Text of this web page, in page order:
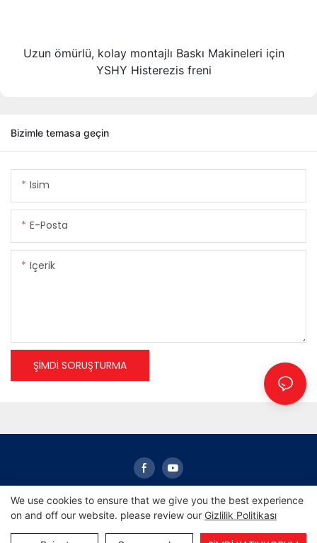
Uzun ömürlü, kolay montajlı Baskı Makineleri için
YSHY Histerezis freni
Bizimle temasa geçin
Isim
E-Posta
Içerik
ŞIMDI SORUŞTURMA
Telif Hakkı © 2024 Gündoğumu -
www.sunrisescn.com|site haritası Gizlilik Politikası
We use cookies to ensure that we give you the best experience
on and off our website. please review our Gizlilik Politikası